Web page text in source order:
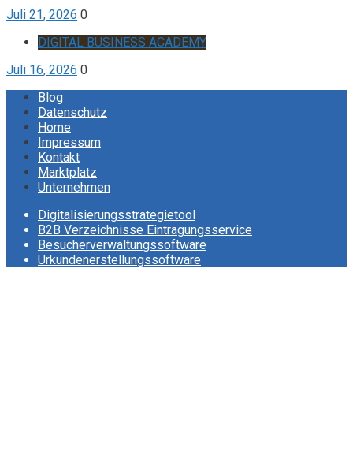
Juli 21, 2026 0
DIGITAL BUSINESS ACADEMY
Juli 16, 2026 0
Blog
Datenschutz
Home
Impressum
Kontakt
Marktplatz
Unternehmen
Digitalisierungsstrategietool
B2B Verzeichnisse Eintragungsservice
Besucherverwaltungssoftware
Urkundenerstellungssoftware